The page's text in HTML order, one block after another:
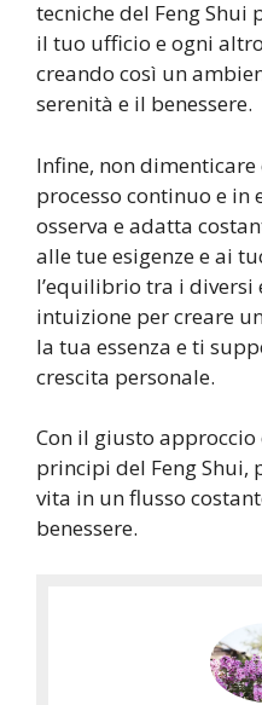
tecniche del Feng
il tuo ufficio e ogni
creando così un
serenità e il benessere.
Infine, non dimenticare
processo continuo e in
osserva e adatta
alle tue esigenze e ai
l’equilibrio tra i diversi
intuizione per creare
la tua essenza e ti
crescita personale.
Con il giusto approccio
principi del Feng
vita in un flusso
benessere.